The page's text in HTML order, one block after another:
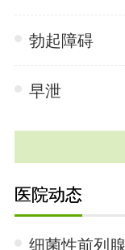
勃起障碍
早泄
医院动态